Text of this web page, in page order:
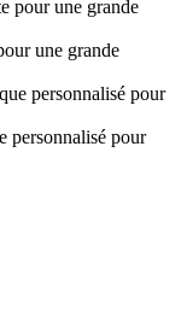
une grande
personnalisé pour